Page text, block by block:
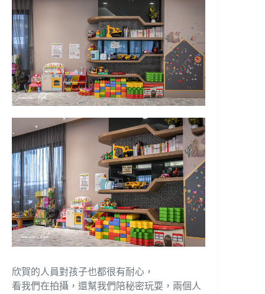
欣賀的人員對孩子也都很有耐心，
看我們在拍攝，還幫我們陪秘密玩耍，兩個人